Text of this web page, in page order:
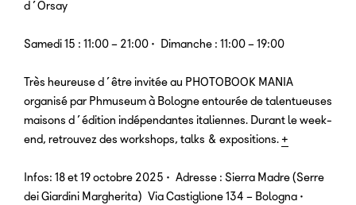
d’Orsay
Samedi 15 : 11:00 – 21:00 • Dimanche : 11:00 – 19:00
Très heureuse d’être invitée au PHOTOBOOK MANIA
organisé par Phmuseum à Bologne entourée de talentueuses
maisons d’édition indépendantes italiennes. Durant le week-
end, retrouvez des workshops, talks & expositions. +
Infos: 18 et 19 octobre 2025 • Adresse : Sierra Madre (Serre
dei Giardini Margherita) Via Castiglione 134 – Bologna •